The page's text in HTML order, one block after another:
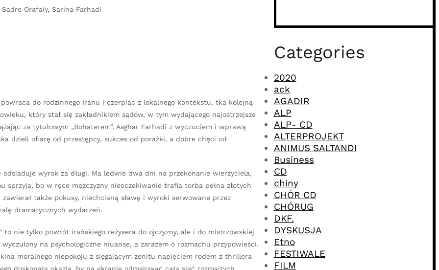
Orafaiy, Sarina Farhadi
powraca do rodzinnego Iranu i czerpiąc z lokalnego kontekstu, tka kolejną
który stał się zakładnikiem sądów, w tym wydającego najostrzejsze
za tytułowym „Bohaterem”, Asghar Farhadi z wyczuciem i wprawą
dzieli ofiarę od przestępcy, sukces od porażki, a dobre chęci od
wyrok za długi. Ma ledwie dwa dni na przekonanie wierzyciela,
sprzyja, bo w ręce mężczyzny nieoczekiwanie trafia torba pełna złotych
także pokusy, niechcianą sławę i wyroki serwowane przez
dramatycznych wydarzeń.
to nie tylko powrót irańskiego reżysera do ojczyzny, ale i do mistrzowskiej
na psychologiczne niuanse, a zarazem o rozmachu przypowieści.
moralnego niepokoju z sięgającym zenitu napięciem rodem z thrillera
Categories
2020
ack
AGADIR
ALP
ALP- CD
ALTERPROJEKT
ANIMUS SALTANDI
Business
CD
chiny
CHÓR CD
CHÓRUG
DKF.
DYSKUSJA
Etno
FESTIWALE
FILM